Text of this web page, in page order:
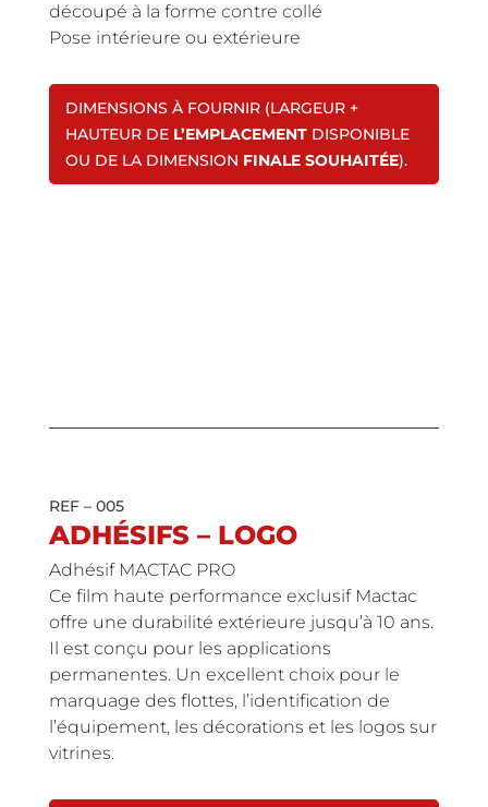
découpé à la forme contre collé
Pose intérieure ou extérieure
DIMENSIONS À FOURNIR (LARGEUR +
HAUTEUR DE L’EMPLACEMENTDISPONIBLE
OU DE LA DIMENSION FINALE SOUHAITÉE).
REF – 005
ADHÉSIFS – LOGO
Adhésif MACTAC PRO
Ce film haute performance exclusif Mactac
offre une durabilité extérieure jusqu’à 10 ans.
Il est conçu pour les applications
permanentes. Un excellent choix pour le
marquage des flottes, l’identification de
l’équipement, les décorations et les logos sur
vitrines.